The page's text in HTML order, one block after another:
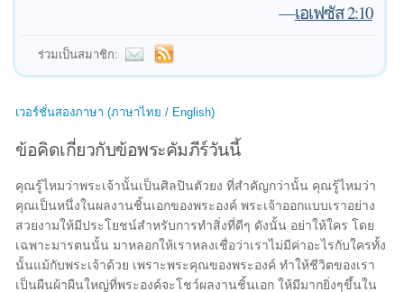
—เอเฟซัส 2:10
ร่วมเป็นสมาชิก:
เวอร์ชั่นสองภาษา (ภาษาไทย / English)
ข้อคิดเกี่ยวกับข้อพระคัมภีร์วันนี้
คุณรู้ไหมว่าพระเจ้านั้นเป็นศิลปินตัวยง ที่สำคัญกว่านั้น คุณรู้ไหมว่า
คุณเป็นหนึ่งในผลงานชิ้นเอกของพระองค์ พระเจ้าออกแบบเราอย่าง
สวยงามให้มีประโยชน์สำหรับการทำสิ่งที่ดีๆ ดังนั้น อย่าให้ใคร โดย
เฉพาะมารตนนั้น มาหลอกให้เราหลงเชื่อว่าเราไม่มีค่าอะไรกับใครทั้ง
นั้นแม้กับพระเจ้าด้วย เพราะพระคุณของพระองค์ ทำให้ชีวิตของเรา
เป็นผืนผ้าผืนใหญ่ที่พระองค์จะโชว์ผลงานชิ้นเอก ให้มีมากยิ่งๆขึ้นใน